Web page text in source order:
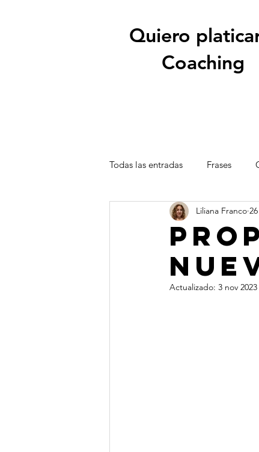
Quiero
Coaching
Todas las entradas Frases
Liliana Franco
Actualizado: 3 nov 2023